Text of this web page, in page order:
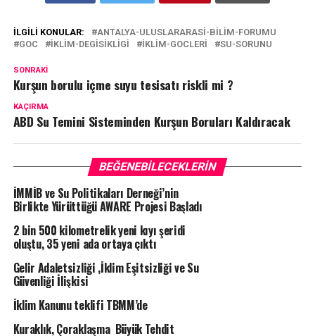
İLGILI KONULAR:
ANTALYA-ULUSLARARASI-BILIM-FORUMU
GOC
IKLIM-DEGISIKLIGI IKLIM-GOCLERI SU-SORUNU
SONRAKI
Kurşun borulu içme suyu tesisatı riskli mi ?
KAÇIRMA
ABD Su Temini Sisteminden Kurşun Boruları Kaldıracak
BEĞENEBILECEKLERIN
İMMİB ve Su Politikaları Derneği’nin
Birlikte Yürüttüğü AWARE Projesi Başladı
2 bin 500 kilometrelik yeni kıyı şeridi
oluştu, 35 yeni ada ortaya çıktı
Gelir Adaletsizliği ,İklim Eşitsizliği ve Su
Güvenliği İlişkisi
İklim Kanunu teklifi TBMM’de
Kuraklık, Çoraklaşma Büyük Tehdit